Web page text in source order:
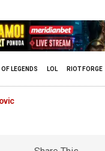
OF LEGENDS LOL RIOT FORGE